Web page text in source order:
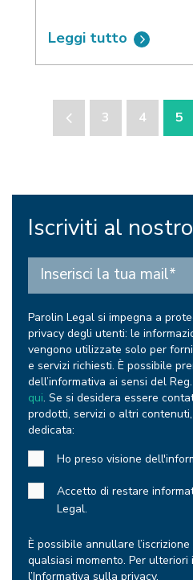
Leggi tutto
3 4 5
Iscriviti al
Parolin Legal si impegna a
privacy degli utenti: le
vengono utilizzate solo per
e servizi richiesti. È possibile
dell’informativa ai sensi del
qui. Se si desidera essere
prodotti, servizi o altri
dedicata:
Ho preso visione
Accetto di restare
Legal.
È possibile annullare
qualsiasi momento. Per
l’Informativa sulla privacy.